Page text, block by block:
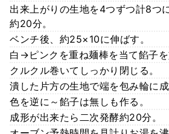
出来上がりの生地を4つずつ計8つ
約20分。
ベンチ後、約25×10に伸ばす。
白→ピンクを重ね麺棒を当て餡子を
クルクル巻いてしっかり閉じる。
潰した片方の生地で端を包み輪に成
色を逆に～餡子は無しも作る。
成形が出来たら二次発酵約20分。